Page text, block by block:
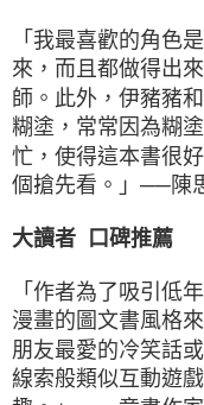
「我最喜歡的角色
來，而且都做得出
師。此外，伊豬豬
糊塗，常常因為糊
忙，使得這本書很
個搶先看。」──陳
大讀者 口碑推薦
「作者為了吸引低
漫畫的圖文書風格
朋友最愛的冷笑話
線索般類似互動遊